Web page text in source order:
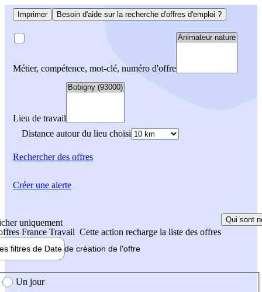
Imprimer Besoin d'aide sur la recherche d'offres d'emploi ?
Métier, compétence, mot-clé, numéro d'offre
Lieu de travail
Distance autour du lieu choisi
Rechercherdes offres
uniquement
France Travail Cette action recharge la liste des offres
Qui sont
filtres de Date de création de l'offre
création de l'offre
Un jour
Créer une alerte